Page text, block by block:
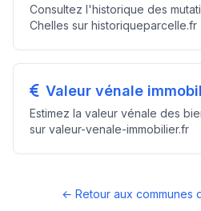
Consultez l'historique des
Chelles sur historiqueparcelle.fr
Valeur vénale
Estimez la valeur vénale des
sur valeur-venale-immobilier.fr
← Retour aux communes